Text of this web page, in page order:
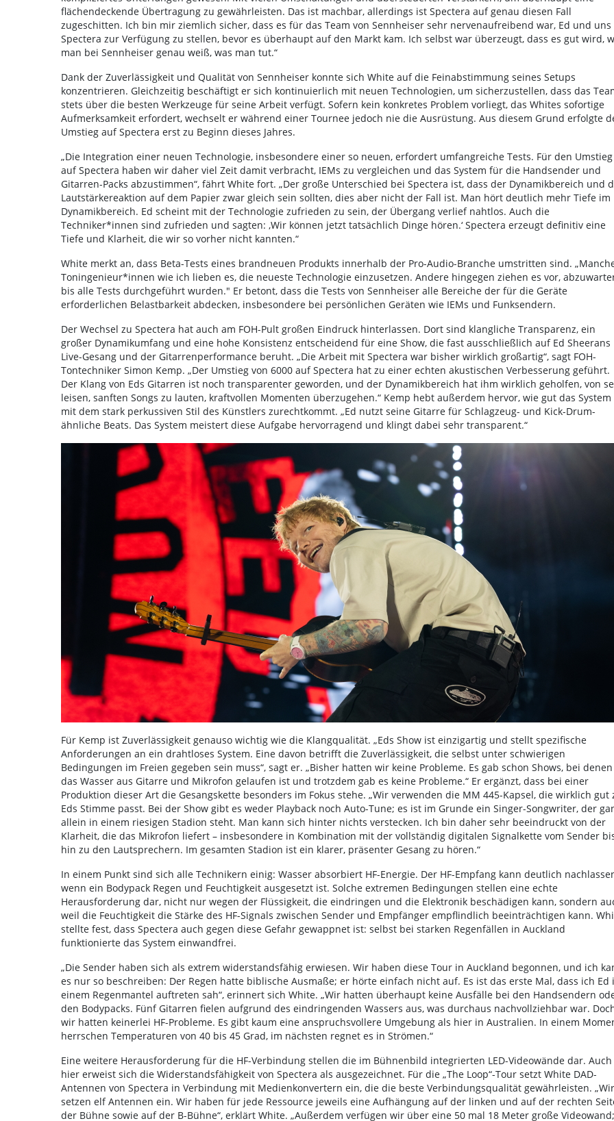
flächendeckende Übertragung zu gewährleisten. Das ist machbar, allerdings ist Spectera auf genau diesen Fall
zugeschitten. Ich bin mir ziemlich sicher, dass es für das Team von Sennheiser sehr nervenaufreibend war, Ed und uns
Spectera zur Verfügung zu stellen, bevor es überhaupt auf den Markt kam. Ich selbst war überzeugt, dass es gut wird,
man bei Sennheiser genau weiß, was man tut.“
Dank der Zuverlässigkeit und Qualität von Sennheiser konnte sich White auf die Feinabstimmung seines Setups
konzentrieren. Gleichzeitig beschäftigt er sich kontinuierlich mit neuen Technologien, um sicherzustellen, dass das
stets über die besten Werkzeuge für seine Arbeit verfügt. Sofern kein konkretes Problem vorliegt, das Whites sofortige
Aufmerksamkeit erfordert, wechselt er während einer Tournee jedoch nie die Ausrüstung. Aus diesem Grund erfolgte
Umstieg auf Spectera erst zu Beginn dieses Jahres.
„Die Integration einer neuen Technologie, insbesondere einer so neuen, erfordert umfangreiche Tests. Für den Umstieg
auf Spectera haben wir daher viel Zeit damit verbracht, IEMs zu vergleichen und das System für die Handsender und
Gitarren-Packs abzustimmen“, fährt White fort. „Der große Unterschied bei Spectera ist, dass der Dynamikbereich und
Lautstärkereaktion auf dem Papier zwar gleich sein sollten, dies aber nicht der Fall ist. Man hört deutlich mehr Tiefe im
Dynamikbereich. Ed scheint mit der Technologie zufrieden zu sein, der Übergang verlief nahtlos. Auch die
Techniker*innen sind zufrieden und sagten: ‚Wir können jetzt tatsächlich Dinge hören.‘ Spectera erzeugt definitiv eine
Tiefe und Klarheit, die wir so vorher nicht kannten.“
White merkt an, dass Beta-Tests eines brandneuen Produkts innerhalb der Pro-Audio-Branche umstritten sind.
Toningenieur*innen wie ich lieben es, die neueste Technologie einzusetzen. Andere hingegen ziehen es vor,
bis alle Tests durchgeführt wurden." Er betont, dass die Tests von Sennheiser alle Bereiche der für die Geräte
erforderlichen Belastbarkeit abdecken, insbesondere bei persönlichen Geräten wie IEMs und Funksendern.
Der Wechsel zu Spectera hat auch am FOH-Pult großen Eindruck hinterlassen. Dort sind klangliche Transparenz, ein
großer Dynamikumfang und eine hohe Konsistenz entscheidend für eine Show, die fast ausschließlich auf Ed Sheerans
Live-Gesang und der Gitarrenperformance beruht. „Die Arbeit mit Spectera war bisher wirklich großartig“, sagt FOH-
Tontechniker Simon Kemp. „Der Umstieg von 6000 auf Spectera hat zu einer echten akustischen Verbesserung geführt.
Der Klang von Eds Gitarren ist noch transparenter geworden, und der Dynamikbereich hat ihm wirklich geholfen, von
leisen, sanften Songs zu lauten, kraftvollen Momenten überzugehen.“ Kemp hebt außerdem hervor, wie gut das System
mit dem stark perkussiven Stil des Künstlers zurechtkommt. „Ed nutzt seine Gitarre für Schlagzeug- und Kick-Drum-
ähnliche Beats. Das System meistert diese Aufgabe hervorragend und klingt dabei sehr transparent.“
Für Kemp ist Zuverlässigkeit genauso wichtig wie die Klangqualität. „Eds Show ist einzigartig und stellt spezifische
Anforderungen an ein drahtloses System. Eine davon betrifft die Zuverlässigkeit, die selbst unter schwierigen
Bedingungen im Freien gegeben sein muss“, sagt er. „Bisher hatten wir keine Probleme. Es gab schon Shows, bei denen
das Wasser aus Gitarre und Mikrofon gelaufen ist und trotzdem gab es keine Probleme.“ Er ergänzt, dass bei einer
Produktion dieser Art die Gesangskette besonders im Fokus stehe. „Wir verwenden die MM 445-Kapsel, die wirklich gut
Eds Stimme passt. Bei der Show gibt es weder Playback noch Auto-Tune; es ist im Grunde ein Singer-Songwriter, der
allein in einem riesigen Stadion steht. Man kann sich hinter nichts verstecken. Ich bin daher sehr beeindruckt von der
Klarheit, die das Mikrofon liefert – insbesondere in Kombination mit der vollständig digitalen Signalkette vom Sender
hin zu den Lautsprechern. Im gesamten Stadion ist ein klarer, präsenter Gesang zu hören.“
In einem Punkt sind sich alle Technikern einig: Wasser absorbiert HF-Energie. Der HF-Empfang kann deutlich
wenn ein Bodypack Regen und Feuchtigkeit ausgesetzt ist. Solche extremen Bedingungen stellen eine echte
Herausforderung dar, nicht nur wegen der Flüssigkeit, die eindringen und die Elektronik beschädigen kann, sondern
weil die Feuchtigkeit die Stärke des HF-Signals zwischen Sender und Empfänger empflindlich beeinträchtigen kann.
stellte fest, dass Spectera auch gegen diese Gefahr gewappnet ist: selbst bei starken Regenfällen in Auckland
funktionierte das System einwandfrei.
„Die Sender haben sich als extrem widerstandsfähig erwiesen. Wir haben diese Tour in Auckland begonnen, und ich
es nur so beschreiben: Der Regen hatte biblische Ausmaße; er hörte einfach nicht auf. Es ist das erste Mal, dass ich Ed
einem Regenmantel auftreten sah“, erinnert sich White. „Wir hatten überhaupt keine Ausfälle bei den Handsendern
den Bodypacks. Fünf Gitarren fielen aufgrund des eindringenden Wassers aus, was durchaus nachvollziehbar war.
wir hatten keinerlei HF-Probleme. Es gibt kaum eine anspruchsvollere Umgebung als hier in Australien. In einem
herrschen Temperaturen von 40 bis 45 Grad, im nächsten regnet es in Strömen.“
Eine weitere Herausforderung für die HF-Verbindung stellen die im Bühnenbild integrierten LED-Videowände dar. Auch
hier erweist sich die Widerstandsfähigkeit von Spectera als ausgezeichnet. Für die „The Loop“-Tour setzt White DAD-
Antennen von Spectera in Verbindung mit Medienkonvertern ein, die die beste Verbindungsqualität gewährleisten. „Wir
setzen elf Antennen ein. Wir haben für jede Ressource jeweils eine Aufhängung auf der linken und auf der rechten
der Bühne sowie auf der B-Bühne“, erklärt White. „Außerdem verfügen wir über eine 50 mal 18 Meter große Videowand;